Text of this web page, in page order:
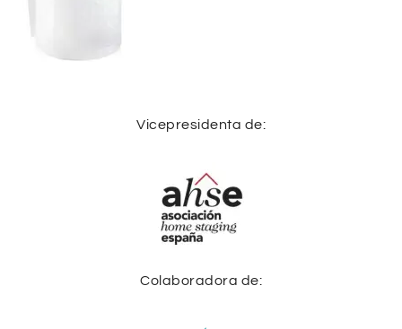
Vicepresidenta de:
Colaboradora de: